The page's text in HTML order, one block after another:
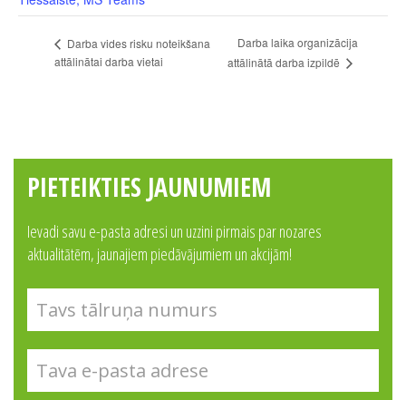
Darba vides risku noteikšana
attālinātai darba vietai
Darba laika organizācija
attālinātā darba izpildē
PIETEIKTIES JAUNUMIEM
Ievadi savu e-pasta adresi un uzzini pirmais par nozares
aktualitātēm, jaunajiem piedāvājumiem un akcijām!